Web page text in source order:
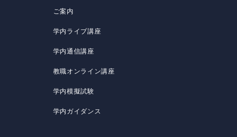
ご案内
学内ライブ講座
学内通信講座
教職オンライン講座
学内模擬試験
学内ガイダンス